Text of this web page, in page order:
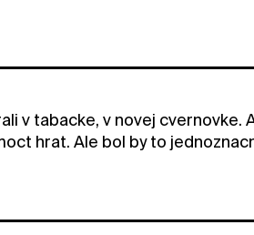
v tabacke, v novej cvernovke.
hrat. Ale bol by to